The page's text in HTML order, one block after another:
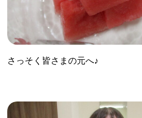
さっそく皆さまの元へ♪